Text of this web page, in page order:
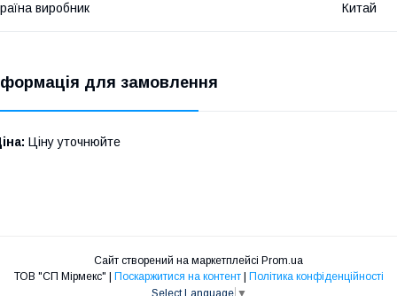
виробник Китай
для замовлення
Ціну уточнюйте
Сайт створений на маркетплейсі Prom.ua
Поскаржитися на контент
Політика конфіденційності
Select Language ▼